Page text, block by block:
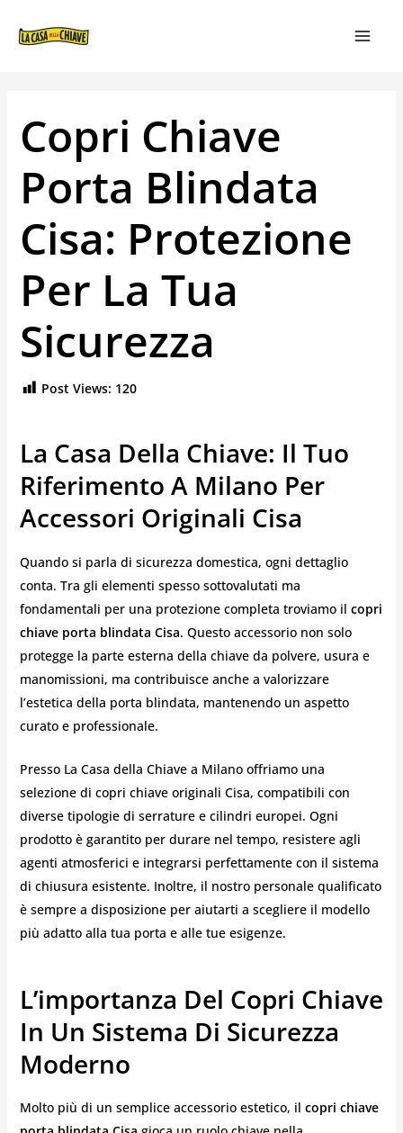
Copri Chiave
Porta Blindata
Cisa: Protezione
Per La Tua
Sicurezza
Post Views: 120
La Casa Della Chiave: Il Tuo
Riferimento A Milano Per
Accessori Originali Cisa
Quando si parla di sicurezza domestica, ogni dettaglio
conta. Tra gli elementi spesso sottovalutati ma
fondamentali per una protezione completa troviamo il copri
chiave porta blindata Cisa. Questo accessorio non solo
protegge la parte esterna della chiave da polvere, usura e
manomissioni, ma contribuisce anche a valorizzare
l’estetica della porta blindata, mantenendo un aspetto
curato e professionale.
Presso La Casa della Chiave a Milano offriamo una
selezione di copri chiave originali Cisa, compatibili con
diverse tipologie di serrature e cilindri europei. Ogni
prodotto è garantito per durare nel tempo, resistere agli
agenti atmosferici e integrarsi perfettamente con il sistema
di chiusura esistente. Inoltre, il nostro personale qualificato
è sempre a disposizione per aiutarti a scegliere il modello
più adatto alla tua porta e alle tue esigenze.
L’importanza Del Copri Chiave
In Un Sistema Di Sicurezza
Moderno
Molto più di un semplice accessorio estetico, il copri chiave
ARTICOLI